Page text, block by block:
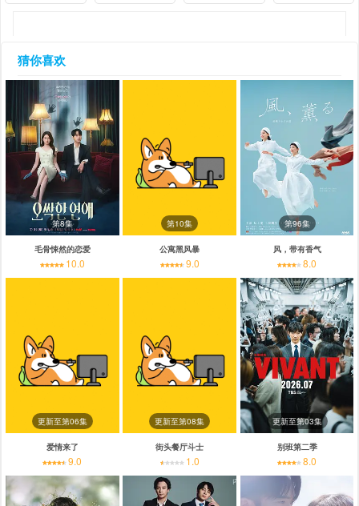
猜你喜欢
第8集
毛骨悚然的恋爱
10.0
第10集
公寓黑风暴
9.0
第96集
风，带有香气
8.0
更新至第06集
爱情来了
9.0
更新至第08集
街头餐厅斗士
1.0
更新至第03集
别班第二季
8.0